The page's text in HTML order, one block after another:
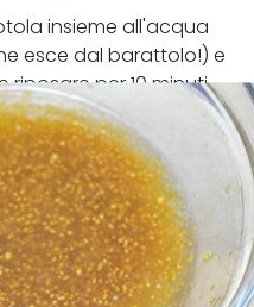
insieme all'acqua
esce dal barattolo!) e
riposare per 10 minuti.